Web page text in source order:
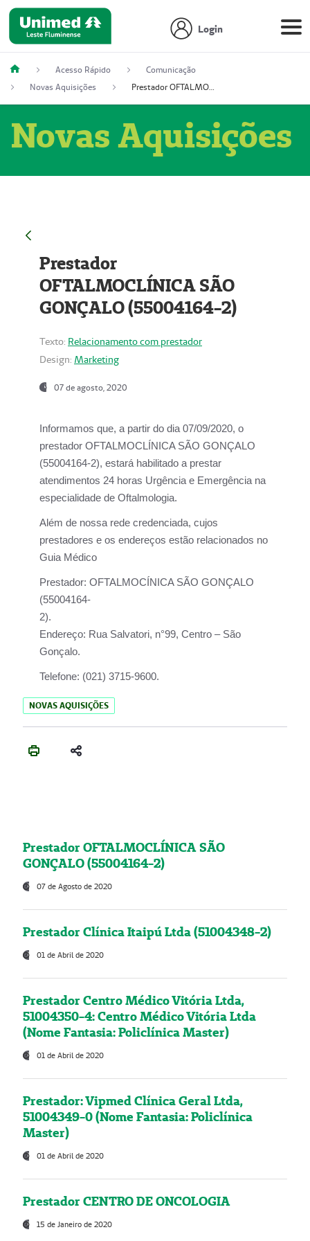
Login
Acesso Rápido
Comunicação
Novas Aquisições
Prestador OFTALMOCLÍNICA SÃO GONÇALO (55004164-2)
Novas Aquisições
Prestador
OFTALMOCLÍNICA SÃO
GONÇALO (55004164-2)
Texto: Relacionamento com prestador
Design: Marketing
07 de agosto, 2020
Informamos que, a partir do dia07/09/2020, o
prestador OFTALMOCLÍNICA SÃO GONÇALO
(55004164-2), estará habilitado a prestar
atendimentos 24 horas Urgência e Emergência na
especialidade de Oftalmologia.
Além de nossa rede credenciada, cujos
prestadores e os endereços estão relacionados no
Guia Médico
Prestador: OFTALMOCÍNICA SÃO GONÇALO
(55004164-
2).
Endereço: Rua Salvatori, n°99, Centro – São
Gonçalo.
Telefone: (021) 3715-9600.
NOVAS AQUISIÇÕES
Prestador OFTALMOCLÍNICA SÃO
GONÇALO (55004164-2)
07 de Agosto de 2020
Prestador Clínica Itaipú Ltda (51004348-2)
01 de Abril de 2020
Prestador Centro Médico Vitória Ltda,
51004350-4: Centro Médico Vitória Ltda
(Nome Fantasia: Policlínica Master)
01 de Abril de 2020
Prestador: Vipmed Clínica Geral Ltda,
51004349-0 (Nome Fantasia: Policlínica
Master)
01 de Abril de 2020
Prestador CENTRO DE ONCOLOGIA
15 de Janeiro de 2020